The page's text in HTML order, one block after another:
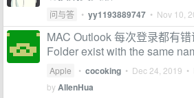
问与答 • yy1193889747 • Nov 10,
MAC Outlook 每次登录都有
Folder exist with the same
Apple • cocoking • Dec 24, 2019 •
byAllenHua